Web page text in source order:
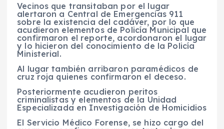
Vecinos que transitaban por el lugar
alertaron a Central de Emergencias 911
sobre la existencia del cadáver, por lo que
acudieron elementos de Policía Municipal que
confirmaron el reporte, acordonaron el lugar
y lo hicieron del conocimiento de la Policía
Ministerial.
Al lugar también arribaron paramédicos de
cruz roja quienes confirmaron el deceso.
Posteriormente acudieron peritos
criminalistas y elementos de la Unidad
Especializada en Investigación de Homicidios
El Servicio Médico Forense, se hizo cargo del